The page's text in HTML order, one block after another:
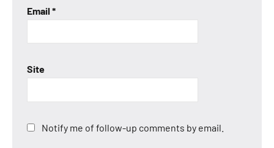
Email *
Site
Notify me of follow-up comments by email.